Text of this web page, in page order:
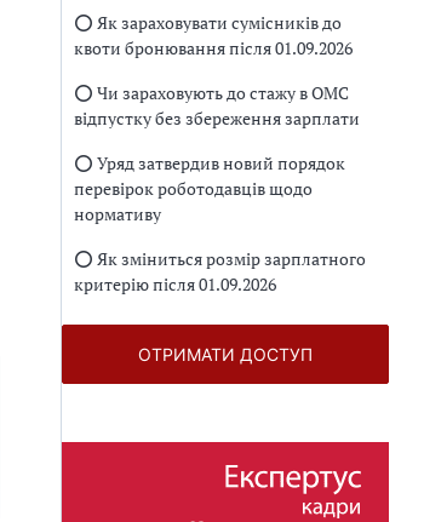
⭕️ Як зараховувати сумісників до
квоти бронювання після 01.09.2026
⭕️ Чи зараховують до стажу в ОМС
відпустку без збереження зарплати
⭕️ Уряд затвердив новий порядок
перевірок роботодавців щодо
нормативу
⭕️ Як зміниться розмір зарплатного
критерію після 01.09.2026
ОТРИМАТИ ДОСТУП